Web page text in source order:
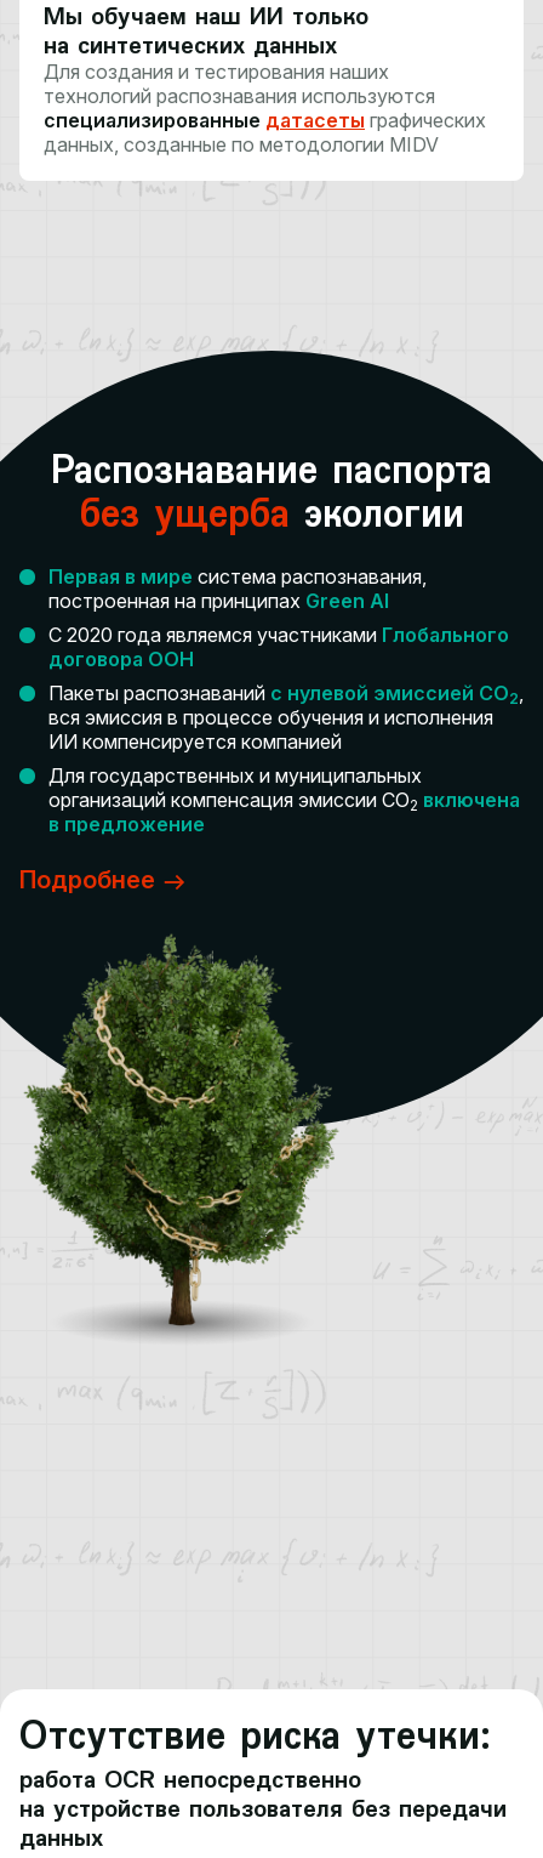
Мы обучаем наш ИИ только
на синтетических данных
Для создания и тестирования наших
технологий распознавания используются
специализированные датасеты графических
данных, созданные по методологии MIDV
Распознавание паспорта
без ущерба экологии
Первая в мире система распознавания,
построенная на принципах Green AI
С 2020 года являемся участниками Глобального
договора ООН
Пакеты распознаваний с нулевой эмиссией CO2,
вся эмиссия в процессе обучения и исполнения
ИИ компенсируется компанией
Для государственных и муниципальных
организаций компенсация эмиссии CO2 включена
в предложение
Подробнее
Отсутствие риска утечки:
работа OCR непосредственно
на устройстве пользователя без передачи
данных